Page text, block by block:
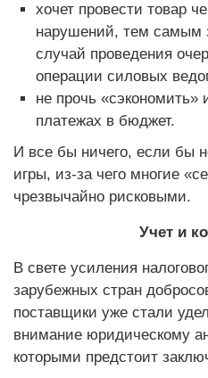
хочет провести товар
нарушений, тем самым
случай проведения
операции силовых
не прочь «сэкономить»
платежах в бюджет.
И все бы ничего, если бы
игры, из-за чего многие
чрезвычайно рисковыми.
Учет и
В свете усиления
зарубежных стран
поставщики уже стали
внимание юридическому
которыми предстоит